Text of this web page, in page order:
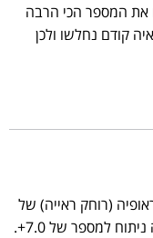
את המספר הכי הרבה
קודם נחלשו ולכן
(רוחק ראייה) של
מעל 6.0+, ולא ברור מדוע עברת מלכתחילה ניתוח למספר של 7.0+.